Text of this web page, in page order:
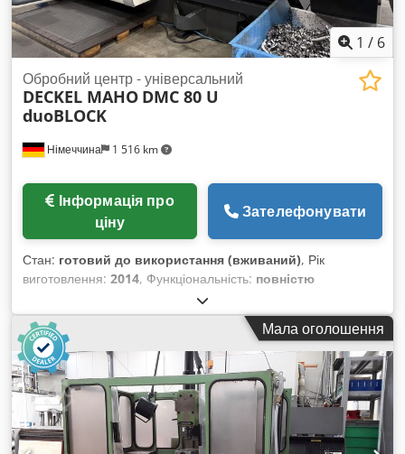
1 / 6
Німеччина 1 516 km
Обробний центр - універсальний
DECKEL MAHO DMC 80 U
duoBLOCK
ціну
Зателефонувати
Стан: готовий до використання (вживаний), Рік
виготовлення: 2014, Функціональність: повністю
, 5-осьовий обробний центр для одночасної
обробки – універсальний Виробник: DECKEL MAHO / Тип:
DMC 80U duoBLOCK / Рік випуску: 2014 Напрацьовані
години (тиждень 31/2026): - Загальна кількість годин роботи:
26 642 год. - Години роботи шпинделя: 14 604 год. За
домовленістю, машина може бути оглянута в робочому
стані. Chsdpfx Aszq S Dmehuja ТЕХНІЧНІ
ХАРАКТЕРИСТИКИ / ОБЛАДНАННЯ: - 800 мм x 1050 мм x
850 мм - Головний привід: шпиндель з електроприводом, 12
Мала оголошення